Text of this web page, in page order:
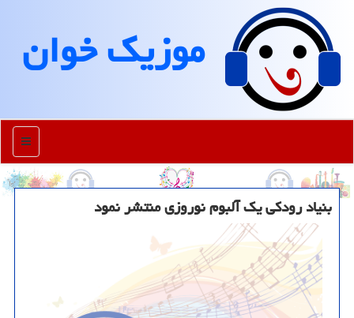
موزیك خوان
منو
بنیاد رودکی یک آلبوم نوروزی منتشر نمود